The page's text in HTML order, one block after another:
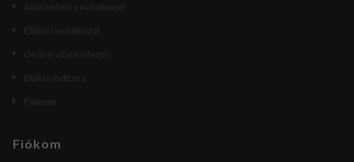
Adatvédelmi nyilatkozat
Elállási nyilatkozat
Online vitarendezés
Elállás indítása
Fiókom
Fiókom